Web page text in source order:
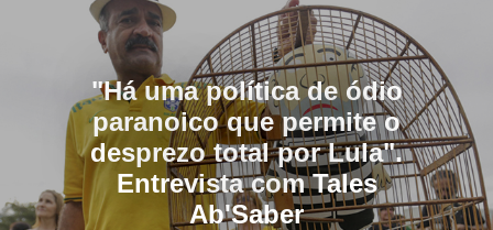
"Há uma política de ódio
paranoico que permite o
desprezo total por Lula".
Entrevista com Tales
Ab'Saber